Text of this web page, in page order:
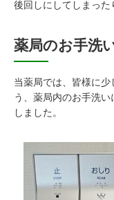
後回しにしてしまった
薬局のお手洗
当薬局では、皆様に
う、薬局内のお手洗
しました。